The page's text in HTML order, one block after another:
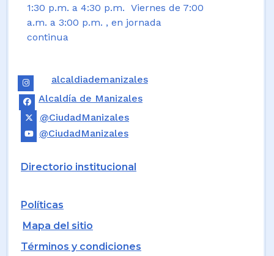
1:30 p.m. a 4:30 p.m. Viernes de 7:00
a.m. a 3:00 p.m. , en jornada
continua
alcaldiademanizales
Alcaldía de Manizales
@CiudadManizales
@CiudadManizales
Directorio institucional
Políticas
Mapa del sitio
Términos y condiciones